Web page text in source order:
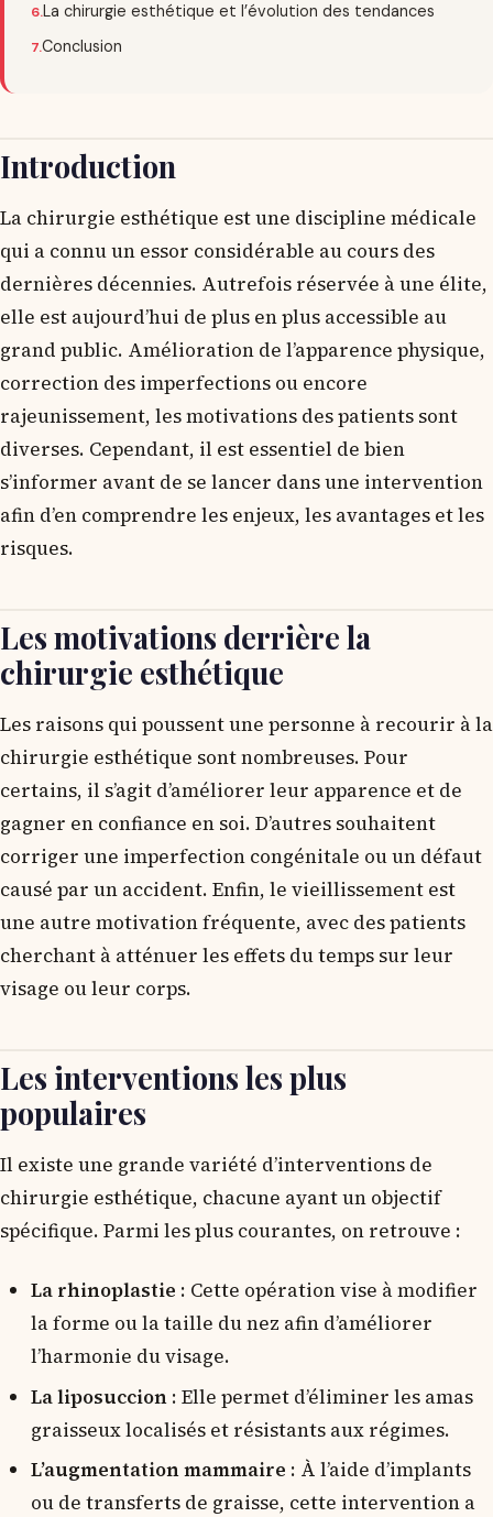
La chirurgie esthétique et l’évolution des tendances
Conclusion
Introduction
La chirurgie esthétique est une discipline médicale
qui a connu un essor considérable au cours des
dernières décennies. Autrefois réservée à une élite,
elle est aujourd’hui de plus en plus accessible au
grand public. Amélioration de l’apparence physique,
correction des imperfections ou encore
rajeunissement, les motivations des patients sont
diverses. Cependant, il est essentiel de bien
s’informer avant de se lancer dans une intervention
afin d’en comprendre les enjeux, les avantages et les
risques.
Les motivations derrière la
chirurgie esthétique
Les raisons qui poussent une personne à recourir à la
chirurgie esthétique sont nombreuses. Pour
certains, il s’agit d’améliorer leur apparence et de
gagner en confiance en soi. D’autres souhaitent
corriger une imperfection congénitale ou un défaut
causé par un accident. Enfin, le vieillissement est
une autre motivation fréquente, avec des patients
cherchant à atténuer les effets du temps sur leur
visage ou leur corps.
Les interventions les plus
populaires
Il existe une grande variété d’interventions de
chirurgie esthétique, chacune ayant un objectif
spécifique. Parmi les plus courantes, on retrouve :
La rhinoplastie : Cette opération vise à modifier
la forme ou la taille du nez afin d’améliorer
l’harmonie du visage.
La liposuccion : Elle permet d’éliminer les amas
graisseux localisés et résistants aux régimes.
L’augmentation mammaire : À l’aide d’implants
ou de transferts de graisse, cette intervention a